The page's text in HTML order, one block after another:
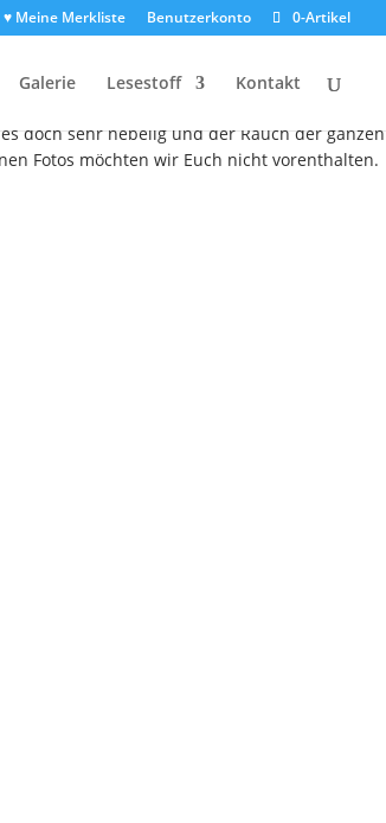
♥ Meine Merkliste Benutzerkonto 0-Artikel
Galerie Lesestoff Kontakt
doch sehr nebelig und der Rauch der ganzen
Fotos möchten wir Euch nicht vorenthalten.